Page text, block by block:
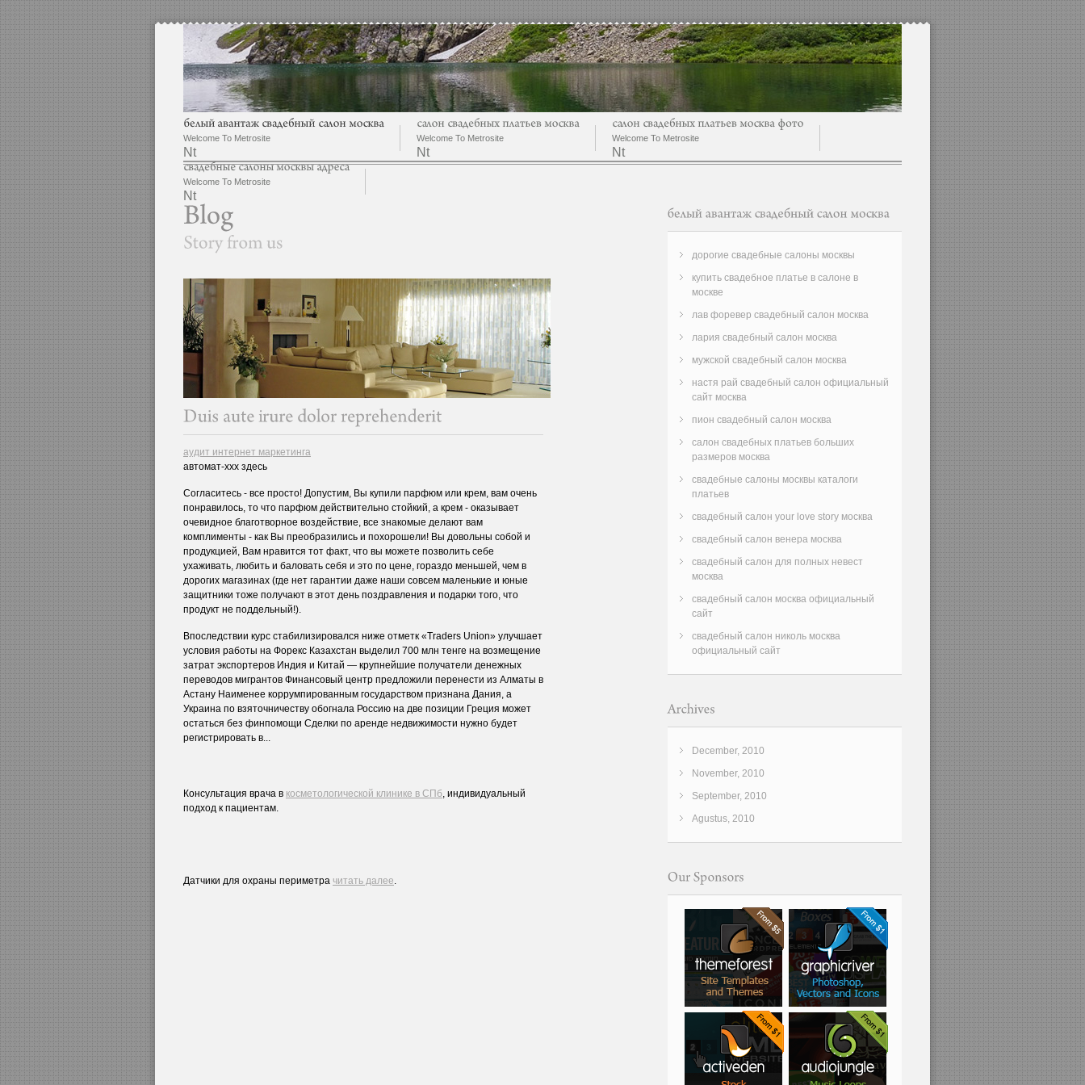
Welcome To Metrosite
Nt
Welcome To Metrosite
Nt
Welcome To Metrosite
Nt
Welcome To Metrosite
Nt
аудит интернет маркетинга
автомат-ххх здесь
Согласитесь - все просто! Допустим, Вы купили парфюм или крем, вам очень
понравилось, то что парфюм действительно стойкий, а крем - оказывает
очевидное благотворное воздействие, все знакомые делают вам
комплименты - как Вы преобразились и похорошели! Вы довольны собой и
продукцией, Вам нравится тот факт, что вы можете позволить себе
ухаживать, любить и баловать себя и это по цене, гораздо меньшей, чем в
дорогих магазинах (где нет гарантии даже наши совсем маленькие и юные
защитники тоже получают в этот день поздравления и подарки того, что
продукт не поддельный!).
Впоследствии курс стабилизировался ниже отметк «Traders Union» улучшает
условия работы на Форекс Казахстан выделил 700 млн тенге на возмещение
затрат экспортеров Индия и Китай — крупнейшие получатели денежных
переводов мигрантов Финансовый центр предложили перенести из Алматы в
Астану Наименее коррумпированным государством признана Дания, а
Украина по взяточничеству обогнала Россию на две позиции Греция может
остаться без финпомощи Сделки по аренде недвижимости нужно будет
регистрировать в...
Консультация врача в косметологической клинике в СПб , индивидуальный
подход к пациентам.
Датчики для охраны периметра читать далее
дорогие свадебные салоны москвы
купить свадебное платье в салоне в
москве
лав форевер свадебный салон москва
лария свадебный салон москва
мужской свадебный салон москва
настя рай свадебный салон официальный
сайт москва
пион свадебный салон москва
салон свадебных платьев больших
размеров москва
свадебные салоны москвы каталоги
платьев
свадебный салон your love story москва
свадебный салон венера москва
свадебный салон для полных невест
москва
свадебный салон москва официальный
сайт
свадебный салон николь москва
официальный сайт
December, 2010
November, 2010
September, 2010
Agustus, 2010